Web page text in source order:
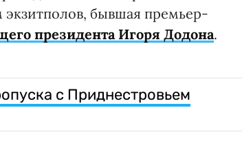
бывшая премьер-
президента Игоря Додона.
с Приднестровьем